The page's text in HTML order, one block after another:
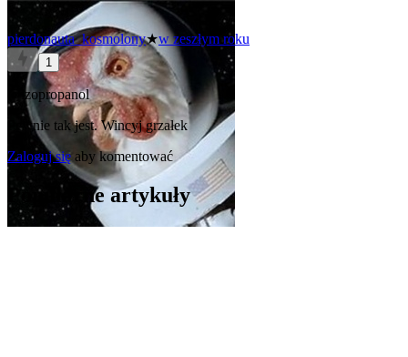
pierdonauta_kosmolony★w zeszłym roku
1
@izopropanol
Pewnie tak jest. Wincyj grzałek
Zaloguj się aby komentować
Popularne artykuły